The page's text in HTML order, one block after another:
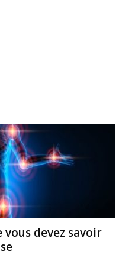
vous devez savoir